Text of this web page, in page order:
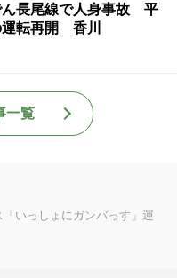
ん長尾線で人身事故 平
転再開 香川
一覧
いっしょにガンバっす」運